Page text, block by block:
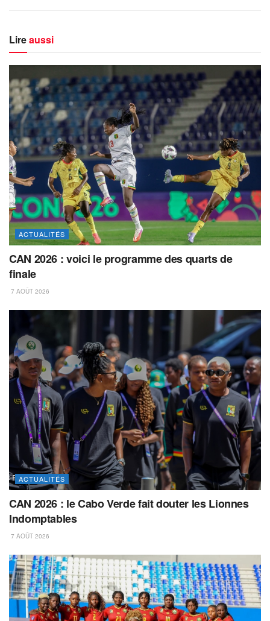
Lireaussi
ACTUALITÉS
CAN 2026 : voici le programme des quarts de
finale
7 AOÛT 2026
ACTUALITÉS
CAN 2026 : le Cabo Verde fait douter les Lionnes
Indomptables
7 AOÛT 2026